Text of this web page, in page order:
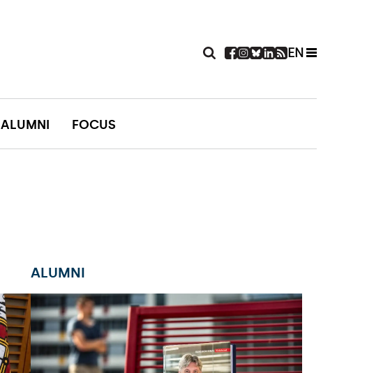
EN
ALUMNI FOCUS
ALUMNI